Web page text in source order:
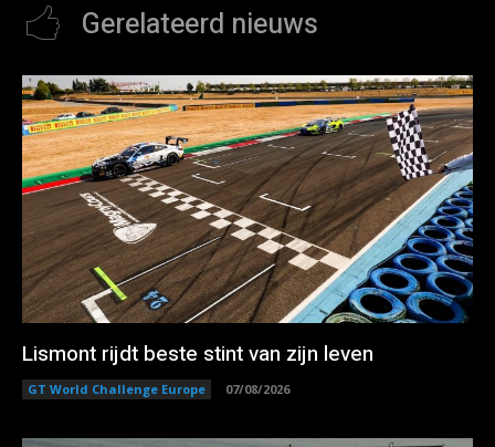
Gerelateerd nieuws
Lismont rijdt beste stint van zijn leven
GT World Challenge Europe 07/08/2026